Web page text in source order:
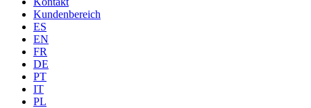
Kundenbereich
ES
EN
FR
DE
PT
IT
PL